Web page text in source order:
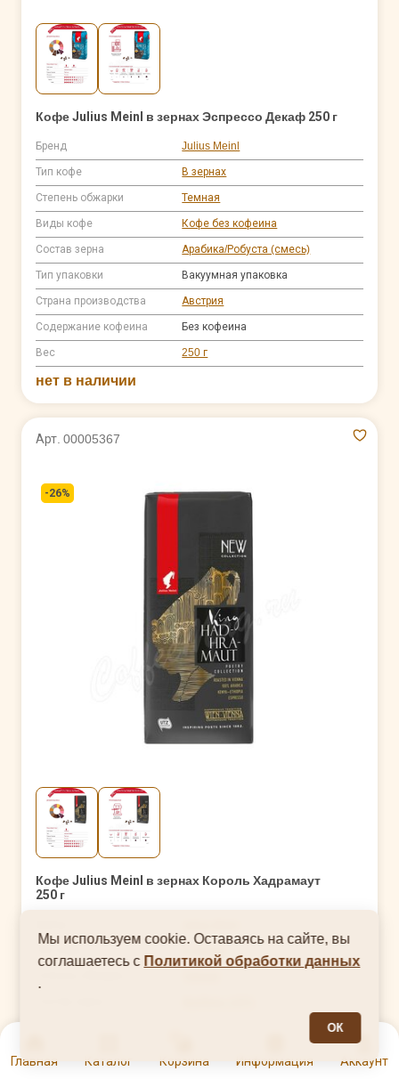
Главная Каталог Корзина Информация Аккаунт
Кофе Julius Meinl в зернах Эспрессо Декаф 250 г
Бренд Julius Meinl
Тип кофе В зернах
Степень обжарки Темная
Виды кофе Кофе без кофеина
Состав зерна Арабика/Робуста (смесь)
Тип упаковки Вакуумная упаковка
Страна производства Австрия
Содержание кофеина Без кофеина
Вес 250 г
нет в наличии
Арт. 00005367
-26%
Кофе Julius Meinl в зернах Король Хадрамаут
250 г
Мы используем cookie. Оставаясь на сайте, вы
соглашаетесь с Политикой обработки данных
.
ОК